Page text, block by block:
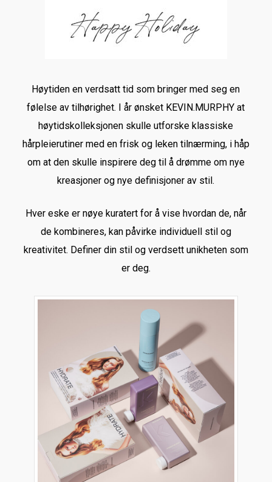
Høytiden en verdsatt tid som bringer med seg en
følelse av tilhørighet. I år ønsket KEVIN.MURPHY at
høytidskolleksjonen skulle utforske klassiske
hårpleierutiner med en frisk og leken tilnærming, i håp
om at den skulle inspirere deg til å drømme om nye
kreasjoner og nye definisjoner av stil.
Hver eske er nøye kuratert for å vise hvordan de, når
de kombineres, kan påvirke individuell stil og
kreativitet. Definer din stil og verdsett unikheten som
er deg.